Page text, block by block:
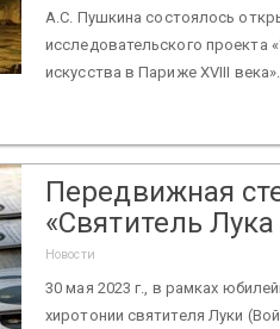
А.С. Пушкина состоялось
исследовательского проекта
искусства в Париже XVIII
Передвижная
«Святитель
Новости
30 мая 2023 г., в рамках
хиротонии святителя Луки